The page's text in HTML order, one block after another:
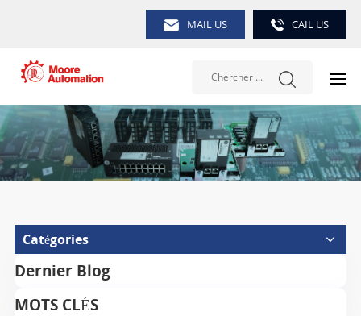
MAIL US CAIL US
Catégories
Dernier Blog
MOTS CLÉS